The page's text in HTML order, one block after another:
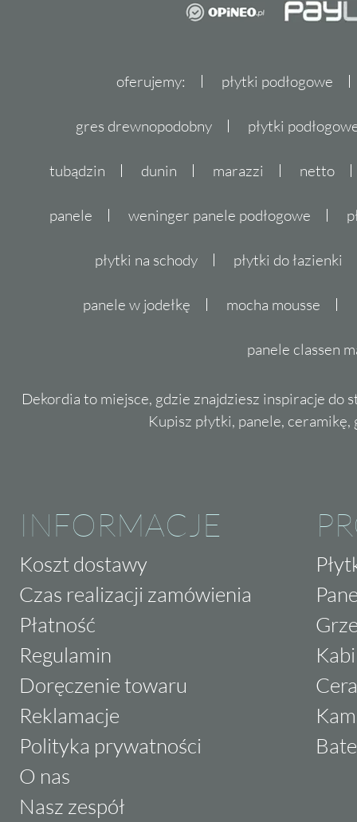
oferujemy: płytki podłogowe
gres drewnopodobny płytki
tubądzin dunin marazzi netto
panele weninger panele podłogowe
płytki na schody płytki do łazienki
panele w jodełkę mocha mousse
panele classen
Dekordia to miejsce, gdzie znajdziesz inspiracje do
Kupisz płytki, panele,
INFORMACJE
Koszt dostawy
Czas realizacji zamówienia
Płatność
Regulamin
Doręczenie towaru
Reklamacje
Polityka prywatności
O nas
Nasz zespół